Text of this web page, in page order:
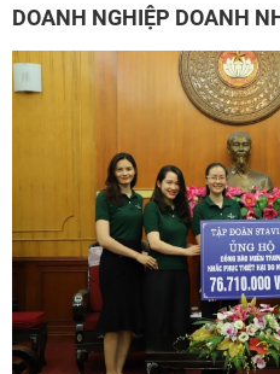
DOANH NGHIỆP DOANH